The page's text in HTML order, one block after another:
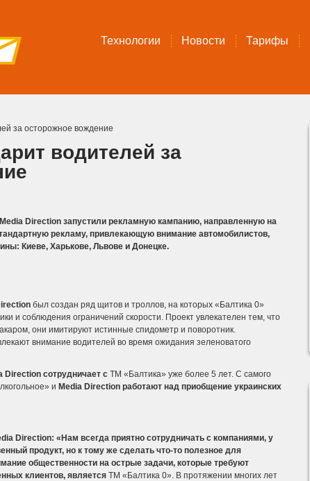
Технологии Новости Тарифы
за осторожное вождение
водителей за
Media Direction запустили рекламную кампанию, направленную на
рекламу, привлекающую внимание автомобилистов,
Киеве, Харькове, Львове и Донецке.
был создан ряд щитов и троллов, на которых «Балтика 0»
и соблюдения ограничений скорости. Проект увлекателен тем, что
они имитируют истинные спидометр и поворотник.
внимание водителей во время ожидания зеленоватого
Direction сотрудничает с ТМ «Балтика» уже более 5 лет. С самого
и Media Direction работают над приобщение украинских
Direction: «Нам всегда приятно сотрудничать с компаниями, у
продукт, но к тому же сделать что-то полезное для
общественности на острые задачи, которые требуют
клиентов, является ТМ «Балтика 0». В протяжении многих лет